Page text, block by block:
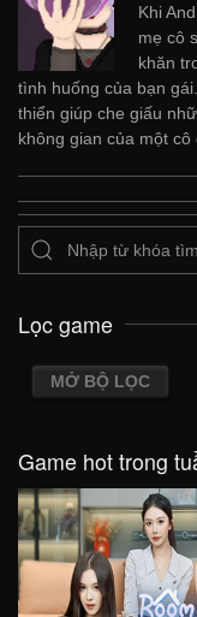
Khi
mẹ cô
khăn
tình huống của bạn
thiển giúp che giấu
không gian của một cô
Lọc game
MỞ BỘ LỌC
Game hot trong